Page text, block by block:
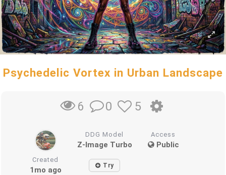
Psychedelic Vortex in Urban Landscape
6 0 5
DDG Model
Z-Image Turbo
Access
Public
Created
1mo ago Try